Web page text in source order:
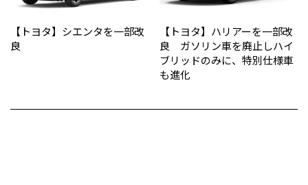
【トヨタ】シエンタを一部改
良
【トヨタ】ハリアーを一部改
良 ガソリン車を廃止しハイ
ブリッドのみに、特別仕様車
も進化